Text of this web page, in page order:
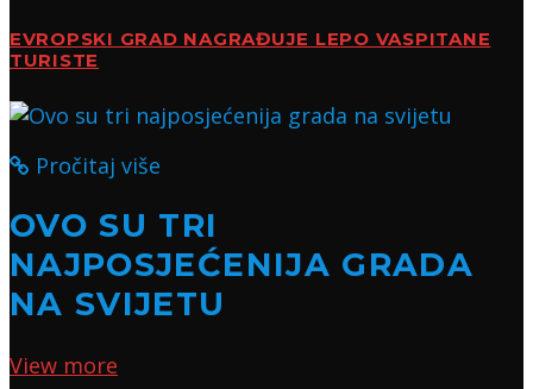
EVROPSKI GRAD NAGRAĐUJE LEPO VASPITANE
TURISTE
Pročitaj više
OVO SU TRI
NAJPOSJEĆENIJA GRADA
NA SVIJETU
View more